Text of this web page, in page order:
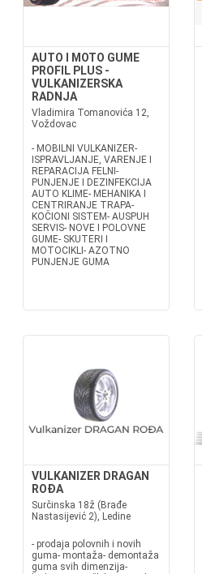
AUTO I MOTO GUME
PROFIL PLUS -
VULKANIZERSKA
RADNJA
Vladimira Tomanovića 12,
Voždovac
- MOBILNI VULKANIZER-
ISPRAVLJANJE, VARENJE I
REPARACIJA FELNI-
PUNJENJE I DEZINFEKCIJA
AUTO KLIME- MEHANIKA I
CENTRIRANJE TRAPA-
KOČIONI SISTEM- AUSPUH
SERVIS- NOVE I POLOVNE
GUME- SKUTERI I
MOTOCIKLI- AZOTNO
PUNJENJE GUMA
VULKANIZER DRAGAN
ROĐA
Surčinska 18ž (Brađe
Nastasijević 2), Ledine
- prodaja polovnih i novih
guma- montaža- demontaža
guma svih dimenzija-